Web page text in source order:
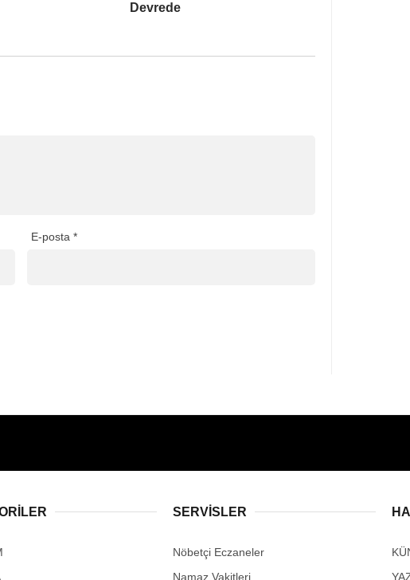
Devrede
E-posta *
SERVİSLER
Nöbetçi Eczaneler
Namaz Vakitleri